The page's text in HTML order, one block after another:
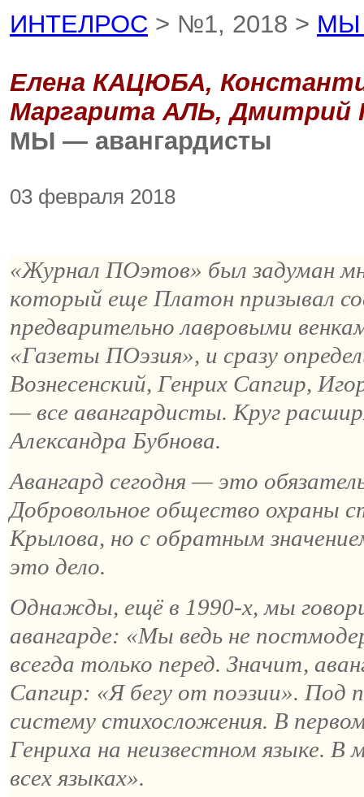
ИНТЕЛРОС > №1, 2018 > МЫ
Елена КАЦЮБА,
Маргарита АЛЬ,
МЫ — авангардисты
03 февраля 2018
«Журнал ПОэтов» был задуман
который еще Платон призывал
предварительно лавровыми
«Газеты ПОэзия», и сразу
Вознесенский, Генрих Сапгир,
— все авангардисты. Круг
Александра Бубнова.
Авангард сегодня — это
Добровольное общество охраны
Крылова, но с обратным
это дело.
Однажды, ещё в 1990-х, мы
авангарде: «Мы ведь не
всегда только перед. Значит,
Сапгир: «Я бегу от поэзии». Под
систему стихосложения. В
Генриха на неизвестном языке.
всех языках».